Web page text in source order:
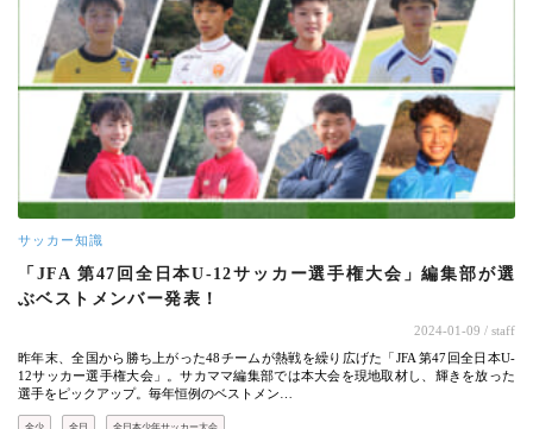
サッカー知識
「JFA 第47回全日本U-12サッカー選手権大会」編集部が選
ぶベストメンバー発表！
2024-01-09 / staff
昨年末、全国から勝ち上がった48チームが熱戦を繰り広げた「JFA 第47回全日本U-
12サッカー選手権大会」。サカママ編集部では本大会を現地取材し、輝きを放った
選手をピックアップ。毎年恒例のベストメン…